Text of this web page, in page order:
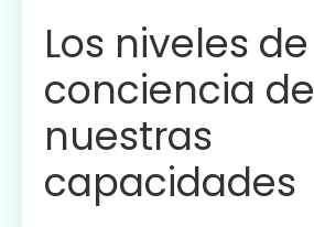
Los niveles de
conciencia de
nuestras
capacidades